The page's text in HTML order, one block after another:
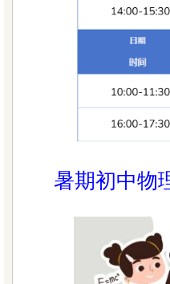
暑期初中物